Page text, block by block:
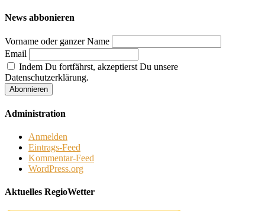
News abbonieren
Vorname oder ganzer Name
Email
Indem Du fortfährst, akzeptierst Du unsere
Datenschutzerklärung.
Administration
Anmelden
Eintrags-Feed
Kommentar-Feed
WordPress.org
Aktuelles RegioWetter